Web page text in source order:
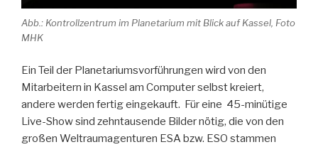
Abb.: Kontrollzentrum im Planetarium mit Blick auf Kassel, Foto
MHK
Ein Teil der Planetariumsvorführungen wird von den
Mitarbeitern in Kassel am Computer selbst kreiert,
andere werden fertig eingekauft. Für eine 45-minütige
Live-Show sind zehntausende Bilder nötig, die von den
großen Weltraumagenturen ESA bzw. ESO stammen